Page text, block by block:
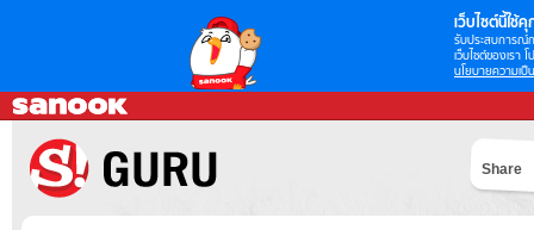
เว็บไซต์นี้ใช้คุ
รับประสบการณ์
เว็บไซต์ของเรา
นโยบายความเป็
Share